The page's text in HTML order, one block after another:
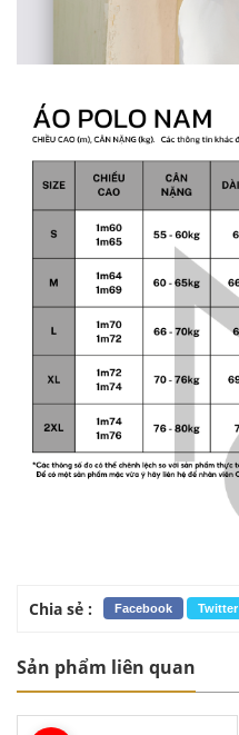
Chia sẻ : Facebook Twitter
Sản phẩm liên quan